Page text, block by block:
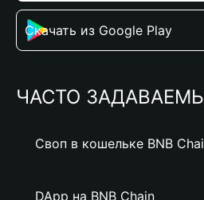
Скачать из Google Play
ЧАСТО
Своп в кошельке BNB
DApp на BNB Chain